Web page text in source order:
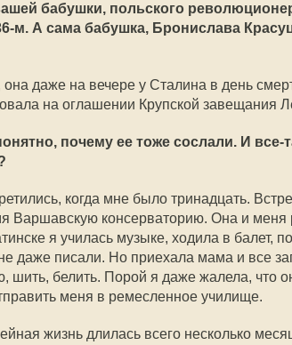
бабушки, польского
м. А сама бабушка, Бронислава
даже на вечере у Сталина в день
на оглашении Крупской завещания
почему ее тоже сослали. И все-
когда мне было тринадцать.
Варшавскую консерваторию. Она и меня
я училась музыке, ходила в балет,
даже писали. Но приехала мама и все
шить, белить. Порой я даже жалела, что
меня в ремесленное училище.
жизнь длилась всего несколько